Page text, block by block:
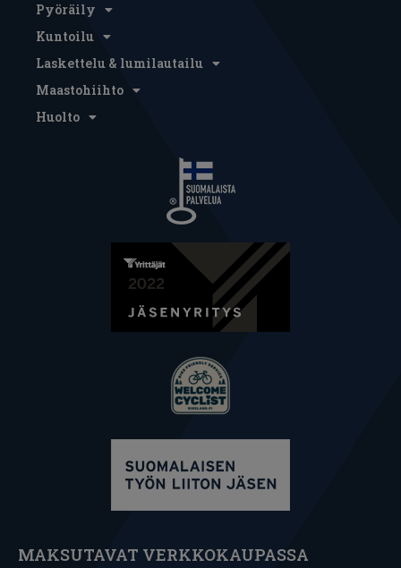
Pyöräily
Kuntoilu
Laskettelu & lumilautailu
Maastohiihto
Huolto
MAKSUTAVAT VERKKOKAUPASSA